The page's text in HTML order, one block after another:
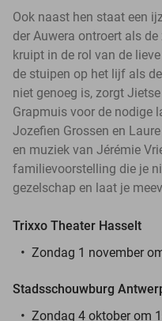
Ook naast hen staat een
der Auwera ontroert als
kruipt in de rol van de
de stuipen op het lijf als
niet genoeg is, zorgt
Grapmuis voor de nodige
Jozefien Grossen en
en muziek van Jérémie
familievoorstelling die je
gezelschap en laat je
Trixxo Theater Hasselt
Zondag 1 november
Stadsschouwburg
Zondag 4 oktober om